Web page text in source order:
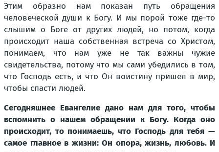
Этим образно нам показан путь обращения
человеческой души к Богу. И мы порой тоже где-то
слышим о Боге от других людей, но потом, когда
происходит наша собственная встреча со Христом,
понимаем, что нам уже не так важны чужие
свидетельства, потому что мы сами убедились в том,
что Господь есть, и что Он воистину пришел в мир,
чтобы спасти людей.
Сегодняшнее Евангелие дано нам для того, чтобы
вспомнить о нашем обращении к Богу. Когда оно
происходит, то понимаешь, что Господь для тебя —
самое главное в жизни: Он опора, жизнь, любовь. И